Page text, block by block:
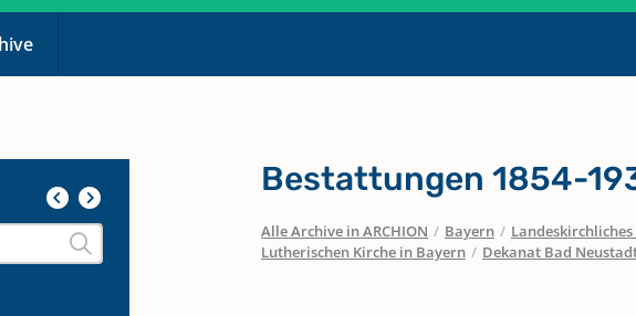
Bestattungen 1854-
Alle Archive in ARCHION / Bayern /
Lutherischen Kirche in Bayern / Dekanat Bad